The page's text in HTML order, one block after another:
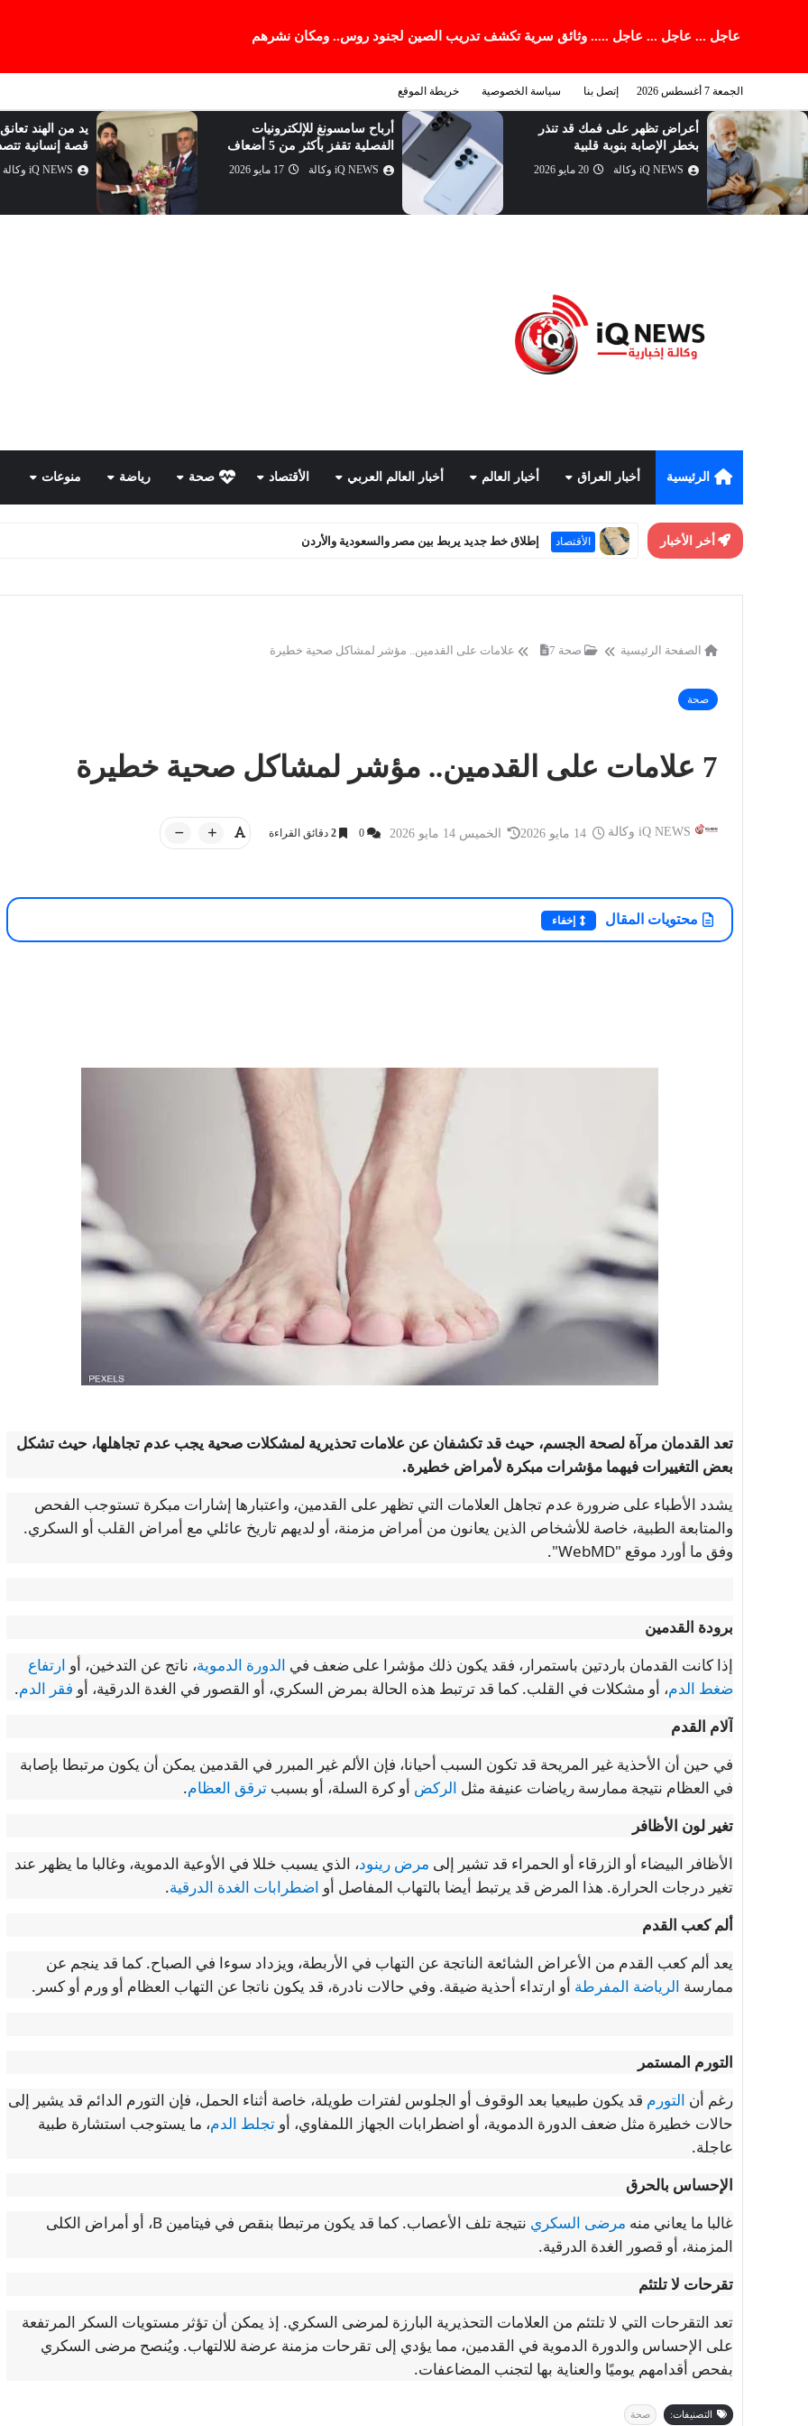
عاجل ... عاجل ... عاجل ..... وثائق سرية تكشف تدريب الصين لجنود روس.. ومكان نشرهم
الجمعة 7 أغسطس 2026 إتصل بنا سياسة الخصوصية خريطة الموقع
أعراض تظهر على فمك قد تنذر
بخطر الإصابة بنوبة قلبية
iQ NEWS وكالة 20 مايو 2026
أرباح سامسونغ للإلكترونيات
الفصلية تقفز بأكثر من 5 أضعاف
iQ NEWS وكالة 17 مايو 2026
يد من الهند
قصة إنسانية
iQ NEWS وكالة
أخبار العراق
iQ NEWS وكالة
14 مايو 2026
الرئيسية أخبار العراق أخبار العالم أخبار العالم العربي الأقتصاد صحة رياضة منوعات
أخر الأخبار الأقتصاد إطلاق خط جديد يربط بين مصر والسعودية والأردن
الصفحة الرئيسية صحة 7 علامات على القدمين.. مؤشر لمشاكل صحية خطيرة
صحة
7 علامات على القدمين.. مؤشر لمشاكل صحية خطيرة
iQ NEWS وكالة الخميس 14 مايو 2026 0
2 دقائق القراءة
محتويات المقال إخفاء
تعد القدمان مرآة لصحة الجسم، حيث قد تكشفان عن علامات تحذيرية لمشكلات صحية يجب عدم تجاهلها، حيث تشكل
بعض التغييرات فيهما مؤشرات مبكرة لأمراض خطيرة.
يشدد الأطباء على ضرورة عدم تجاهل العلامات التي تظهر على القدمين، واعتبارها إشارات مبكرة تستوجب الفحص
والمتابعة الطبية، خاصة للأشخاص الذين يعانون من أمراض مزمنة، أو لديهم تاريخ عائلي مع أمراض القلب أو السكري.
وفق ما أورد موقع "WebMD".
برودة القدمين
إذا كانت القدمان باردتين باستمرار، فقد يكون ذلك مؤشرا على ضعف في الدورة الدموية، ناتج عن التدخين، أو ارتفاع
ضغط الدم، أو مشكلات في القلب. كما قد ترتبط هذه الحالة بمرض السكري، أو القصور في الغدة الدرقية، أو فقر الدم.
آلام القدم
في حين أن الأحذية غير المريحة قد تكون السبب أحيانا، فإن الألم غير المبرر في القدمين يمكن أن يكون مرتبطا بإصابة
في العظام نتيجة ممارسة رياضات عنيفة مثل الركض أو كرة السلة، أو بسبب ترقق العظام.
تغير لون الأظافر
الأظافر البيضاء أو الزرقاء أو الحمراء قد تشير إلى مرض رينود، الذي يسبب خللا في الأوعية الدموية، وغالبا ما يظهر عند
تغير درجات الحرارة. هذا المرض قد يرتبط أيضا بالتهاب المفاصل أو اضطرابات الغدة الدرقية.
ألم كعب القدم
يعد ألم كعب القدم من الأعراض الشائعة الناتجة عن التهاب في الأربطة، ويزداد سوءا في الصباح. كما قد ينجم عن
ممارسة الرياضة المفرطة أو ارتداء أحذية ضيقة. وفي حالات نادرة، قد يكون ناتجا عن التهاب العظام أو ورم أو كسر.
التورم المستمر
رغم أن التورم قد يكون طبيعيا بعد الوقوف أو الجلوس لفترات طويلة، خاصة أثناء الحمل، فإن التورم الدائم قد يشير إلى
حالات خطيرة مثل ضعف الدورة الدموية، أو اضطرابات الجهاز اللمفاوي، أو تجلط الدم، ما يستوجب استشارة طبية
عاجلة.
الإحساس بالحرق
غالبا ما يعاني منه مرضى السكري
نتيجة تلف الأعصاب. كما قد يكون مرتبطا بنقص في فيتامين B، أو أمراض الكلى
المزمنة، أو قصور الغدة الدرقية.
تقرحات لا تلتئم
تعد التقرحات التي لا تلتئم من العلامات التحذيرية البارزة لمرضى السكري. إذ يمكن أن تؤثر مستويات السكر المرتفعة
على الإحساس والدورة الدموية في القدمين، مما يؤدي إلى تقرحات مزمنة عرضة للالتهاب. ويُنصح مرضى السكري
بفحص أقدامهم يوميًا والعناية بها لتجنب المضاعفات.
التصنيفات: صحة